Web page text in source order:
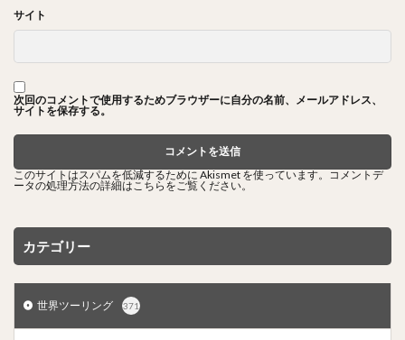
サイト
次回のコメントで使用するためブラウザーに自分の名前、メールアドレス、
サイトを保存する。
このサイトはスパムを低減するために Akismet を使っています。コメントデ
ータの処理方法の詳細はこちらをご覧ください。
カテゴリー
世界ツーリング 371